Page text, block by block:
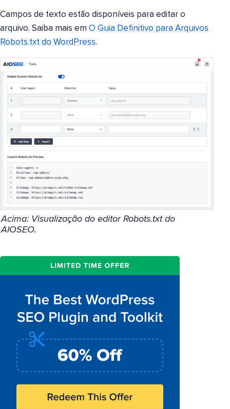
Campos de texto estão disponíveis para editar o
arquivo. Saiba mais em O Guia Definitivo para Arquivos
Robots.txt do WordPress.
Acima: Visualização do editor Robots.txt do
AIOSEO.